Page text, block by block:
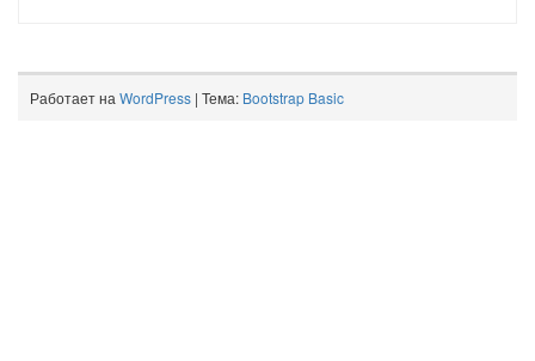
Работает на WordPress | Тема: Bootstrap Basic